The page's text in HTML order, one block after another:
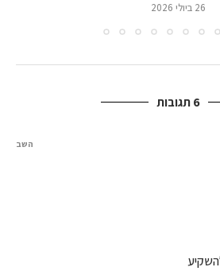
26 ביולי 2026
6 תגובות
השב